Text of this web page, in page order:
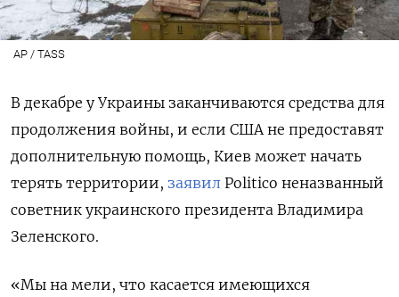
AP / TASS
В декабре у Украины заканчиваются средства для
продолжения войны, и если США не предоставят
дополнительную помощь, Киев может начать
терять территории, заявил Politico неназванный
советник украинского президента Владимира
Зеленского.
«Мы на мели, что касается имеющихся